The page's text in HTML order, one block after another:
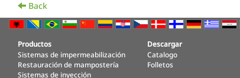
Back
Productos
Sistemas de impermeabilización
Restauración de mampostería
Sistemas de inyección
Descargar
Catalogo
Folletos